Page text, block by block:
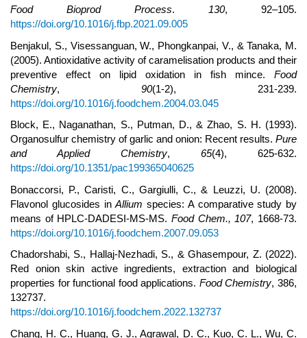
Food Bioprod Process. 130, 92–105.
https://doi.org/10.1016/j.fbp.2021.09.005
Benjakul, S., Visessanguan, W., Phongkanpai, V., & Tanaka, M.
(2005). Antioxidative activity of caramelisation products and their
preventive effect on lipid oxidation in fish mince. Food
Chemistry, 90(1-2), 231-239.
https://doi.org/10.1016/j.foodchem.2004.03.045
Block, E., Naganathan, S., Putman, D., & Zhao, S. H. (1993).
Organosulfur chemistry of garlic and onion: Recent results. Pure
and Applied Chemistry, 65(4), 625-632.
https://doi.org/10.1351/pac199365040625
Bonaccorsi, P., Caristi, C., Gargiulli, C., & Leuzzi, U. (2008).
Flavonol glucosides inAllium species: A comparative study by
means of HPLC-DADESI-MS-MS. Food Chem., 107, 1668-73.
https://doi.org/10.1016/j.foodchem.2007.09.053
Chadorshabi, S., Hallaj-Nezhadi, S., & Ghasempour, Z. (2022).
Red onion skin active ingredients, extraction and biological
properties for functional food applications. Food Chemistry, 386,
132737.
https://doi.org/10.1016/j.foodchem.2022.132737
Chang, H. C., Huang, G. J., Agrawal, D. C., Kuo, C. L., Wu, C.